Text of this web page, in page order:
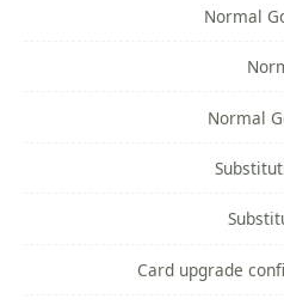
Normal
Normal
Card upgrade